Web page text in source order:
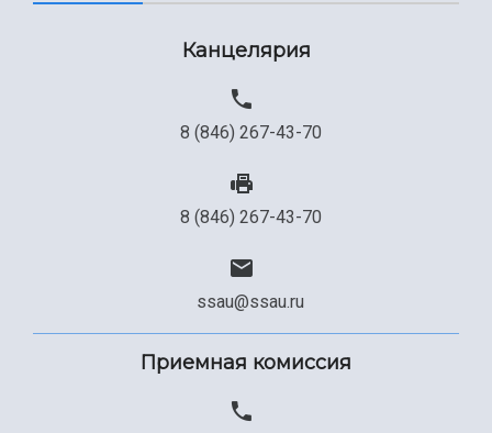
Канцелярия
8 (846) 267-43-70
8 (846) 267-43-70
ssau@ssau.ru
Приемная комиссия